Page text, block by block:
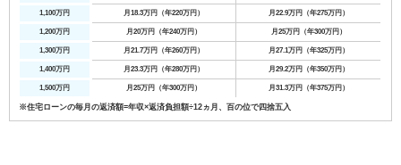
1,100万円 月18.3万円（年220万円） 月22.9万円（年275万円）
1,200万円 月20万円（年240万円） 月25万円（年300万円）
1,300万円 月21.7万円（年260万円） 月27.1万円（年325万円）
1,400万円 月23.3万円（年280万円） 月29.2万円（年350万円）
1,500万円 月25万円（年300万円） 月31.3万円（年375万円）
※住宅ローンの毎月の返済額=年収×返済負担額÷12ヵ月、百の位で四捨五入